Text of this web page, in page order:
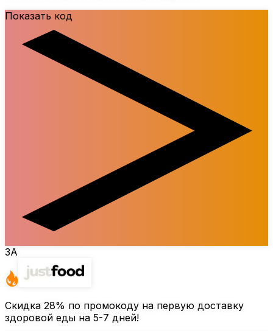
Показать код
ЗА
Скидка 28% по промокоду на первую доставку
здоровой еды на 5-7 дней!